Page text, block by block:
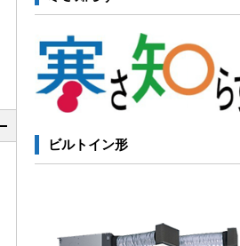
ビルトイン形